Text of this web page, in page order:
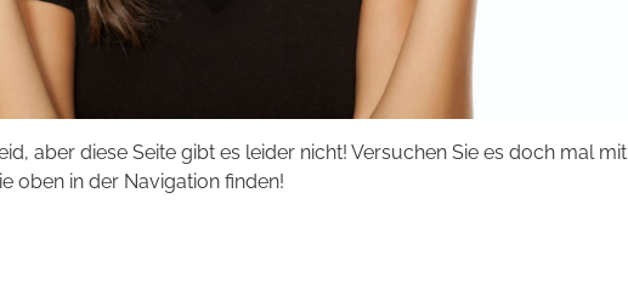
aber diese Seite gibt es leider nicht! Versuchen Sie es doch mal mit
oben in der Navigation finden!